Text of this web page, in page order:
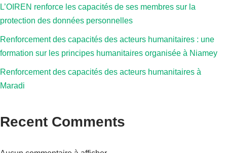
L’OIREN renforce les capacités de ses membres sur la
protection des données personnelles
Renforcement des capacités des acteurs humanitaires : une
formation sur les principes humanitaires organisée à Niamey
Renforcement des capacités des acteurs humanitaires à
Maradi
Recent Comments